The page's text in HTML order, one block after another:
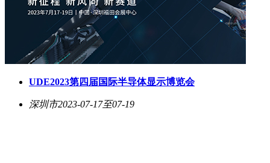
UDE2023第四届国际半导体显示博览会
深圳市2023-07-17至07-19